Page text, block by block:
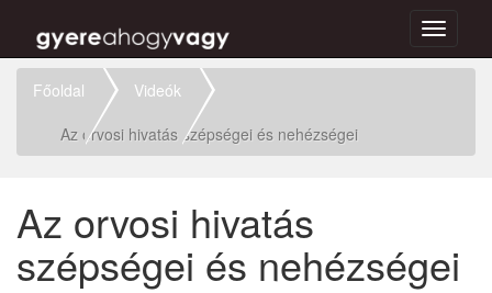
Toggle
Főoldal
Videók
Az orvosi hivatás szépségei és nehézségei
Az orvosi hivatás
szépségei és nehézségei